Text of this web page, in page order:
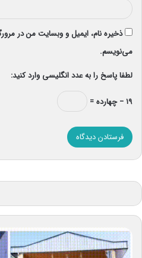
ذخیره نام، ایمیل و وبسایت من در
می‌نویسم.
لطفا پاسخ را به عدد انگلیسی وارد کنید:
۱۹ − چهارده =